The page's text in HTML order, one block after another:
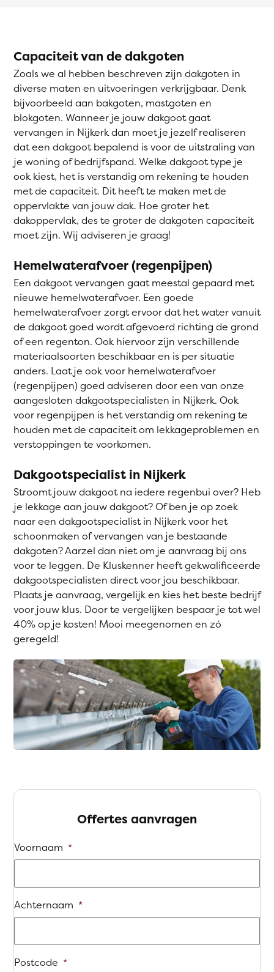
Capaciteit van de dakgoten
Zoals we al hebben beschreven zijn dakgoten in
diverse maten en uitvoeringen verkrijgbaar. Denk
bijvoorbeeld aan bakgoten, mastgoten en
blokgoten. Wanneer je jouw dakgoot gaat
vervangen in Nijkerk dan moet je jezelf realiseren
dat een dakgoot bepalend is voor de uitstraling van
je woning of bedrijfspand. Welke dakgoot type je
ook kiest, het is verstandig om rekening te houden
met de capaciteit. Dit heeft te maken met de
oppervlakte van jouw dak. Hoe groter het
dakoppervlak, des te groter de dakgoten capaciteit
moet zijn. Wij adviseren je graag!
Hemelwaterafvoer (regenpijpen)
Een dakgoot vervangen gaat meestal gepaard met
nieuwe hemelwaterafvoer. Een goede
hemelwaterafvoer zorgt ervoor dat het water vanuit
de dakgoot goed wordt afgevoerd richting de grond
of een regenton. Ook hiervoor zijn verschillende
materiaalsoorten beschikbaar en is per situatie
anders. Laat je ook voor hemelwaterafvoer
(regenpijpen) goed adviseren door een van onze
aangesloten dakgootspecialisten in Nijkerk. Ook
voor regenpijpen is het verstandig om rekening te
houden met de capaciteit om lekkageproblemen en
verstoppingen te voorkomen.
Dakgootspecialist in Nijkerk
Stroomt jouw dakgoot na iedere regenbui over? Heb
je lekkage aan jouw dakgoot? Of ben je op zoek
naar een dakgootspecialist in Nijkerk voor het
schoonmaken of vervangen van je bestaande
dakgoten? Aarzel dan niet om je aanvraag bij ons
voor te leggen. De Kluskenner heeft gekwalificeerde
dakgootspecialisten direct voor jou beschikbaar.
Plaats je aanvraag, vergelijk en kies het beste bedrijf
voor jouw klus. Door te vergelijken bespaar je tot wel
40% op je kosten! Mooi meegenomen en zó
geregeld!
Offertes aanvragen
Voornaam *
Achternaam *
Postcode *